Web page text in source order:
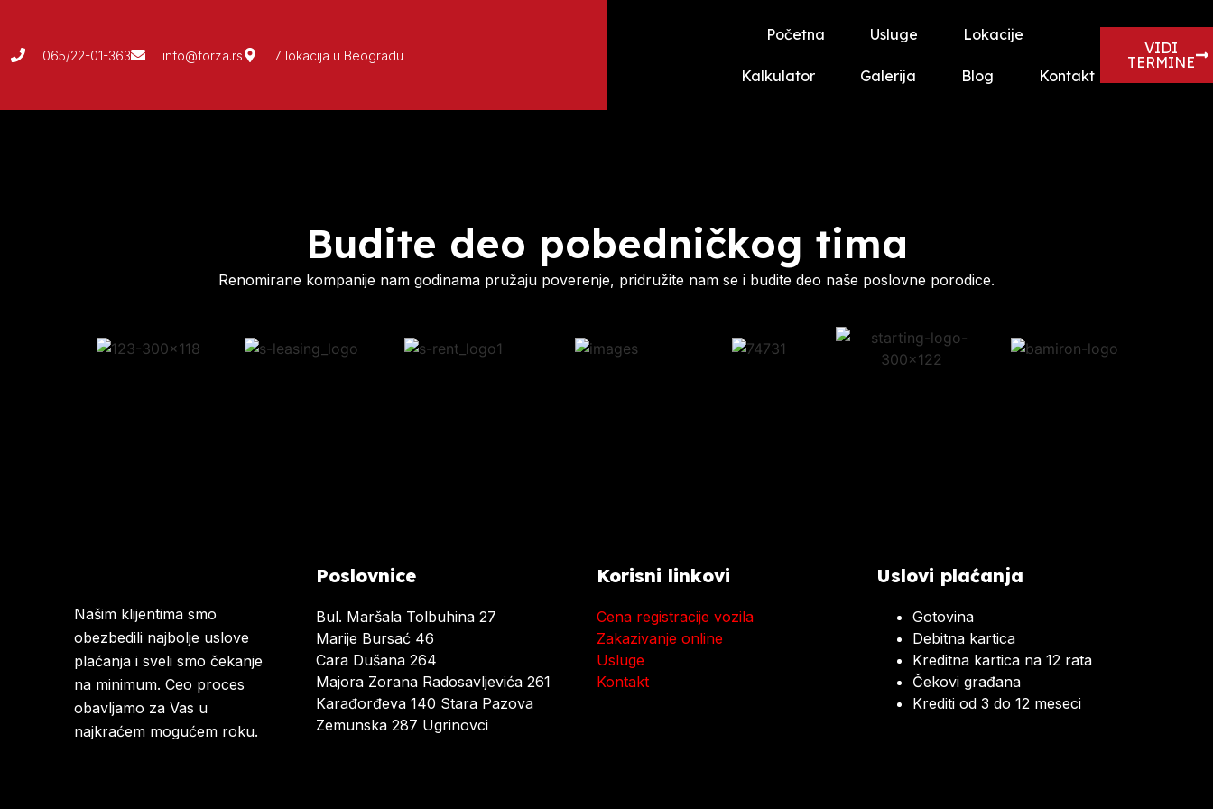
065/22-01-363 info@forza.rs 7 lokacija u Beogradu
Početna Usluge Lokacije
Kalkulator Galerija Blog Kontakt
VIDI
TERMINE
Budite deo pobedničkog tima
Renomirane kompanije nam godinama pružaju poverenje, pridružite nam se i budite deo naše poslovne porodice.
Našim klijentima smo
obezbedili najbolje uslove
plaćanja i sveli smo čekanje
na minimum. Ceo proces
obavljamo za Vas u
najkraćem mogućem roku.
Poslovnice
Bul. Maršala Tolbuhina 27
Marije Bursać 46
Cara Dušana 264
Majora Zorana Radosavljevića 261
Karađorđeva 140 Stara Pazova
Zemunska 287 Ugrinovci
Korisni linkovi
Cena registracije vozila
Zakazivanje online
Usluge
Kontakt
Uslovi plaćanja
Gotovina
Debitna kartica
Kreditna kartica na 12 rata
Čekovi građana
Krediti od 3 do 12 meseci